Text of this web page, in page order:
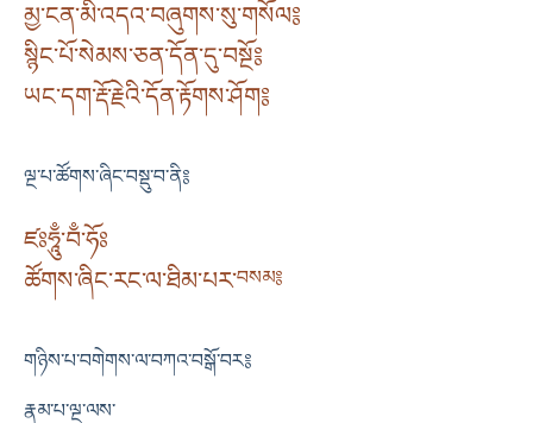
མྱ་ངན་མི་འདའ་བཞུགས་སུ་གསོལ༔
སྙིང་པོ་སེམས་ཅན་དོན་དུ་བསྔོ༔
ཡང་དག་རྡོ་རྗེའི་དོན་རྟོགས་ཤོག༔
ལྔ་པ་ཚོགས་ཞིང་བསྡུ་བ་ནི༔
ཛཿཧཱུྃ་བྃ་ཧོཿ
ཚོགས་ཞིང་རང་ལ་ཐིམ་པར་བསམ༔
གཉིས་པ་བགེགས་ལ་བཀའ་བསྒོ་བར༔
རྣམ་པ་ལྔ་ལས་